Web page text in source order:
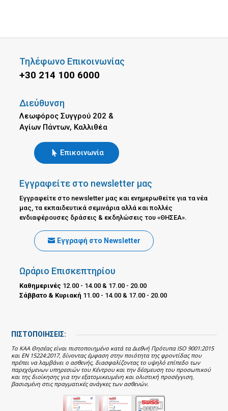
Τηλέφωνο Επικοινωνίας
+30 214 100 6000
Διεύθυνση
Λεωφόρος Συγγρού 202 &
Αγίων Πάντων, Καλλιθέα
Επικοινωνία
Εγγραφείτε στο newsletter μας
Εγγραφείτε στο newsletter μας και ενημερωθείτε για τα νέα
μας, τα εκπαιδευτικά σεμινάρια αλλά και πολλές
ενδιαφέρουσες δράσεις & εκδηλώσεις του «ΘΗΣΕΑ».
Εγγραφή στο Newsletter
Ωράριο Επισκεπτηρίου
Καθημερινές 12.00 - 14.00 & 17.00 - 20.00
Σάββατο & Κυριακή 11.00 - 14.00 & 17.00 - 20.00
ΠΙΣΤΟΠΟΙΗΣΕΙΣ:
Το ΚΑΑ Θησέας είναι πιστοποιημένο κατά τα Διεθνή Πρότυπα ISO 9001:2015
και EN 15224:2017, δίνοντας έμφαση στην ποιότητα της φροντίδας που
πρέπει να λαμβάνει ο ασθενής, διασφαλίζοντας το υψηλό επίπεδο των
παρεχόμενων υπηρεσιών του Κέντρου και την δέσμευση του προσωπικού
και της διοίκησης για την εξατομικευμένη και ολιστική προσέγγιση,
βασισμένη στις πραγματικές ανάγκες των ασθενών.